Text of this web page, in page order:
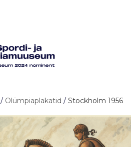
/ Olümpiaplakatid / Stockholm 1956